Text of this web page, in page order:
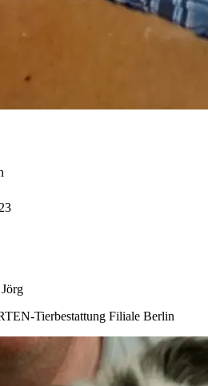
Tierbestattung Filiale Berlin